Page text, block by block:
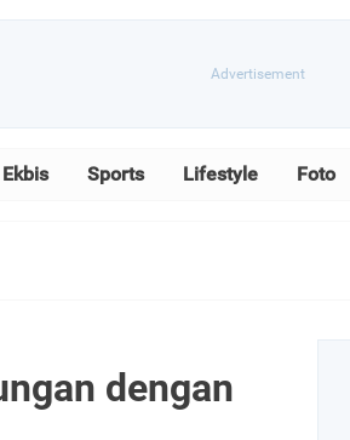
Ekbis Sports Lifestyle Foto
dengan